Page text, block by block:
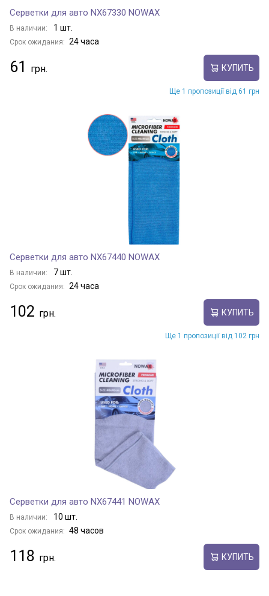
Серветки для авто NX67330 NOWAX
В наличии: 1 шт.
Срок ожидания: 24 часа
61 КУПИТЬ
Ще 1 пропозиції від 61 грн
Серветки для авто NX67440 NOWAX
В наличии: 7 шт.
Срок ожидания: 24 часа
102 КУПИТЬ
Ще 1 пропозиції від 102 грн
Серветки для авто NX67441 NOWAX
В наличии: 10 шт.
Срок ожидания: 48 часов
118 КУПИТЬ